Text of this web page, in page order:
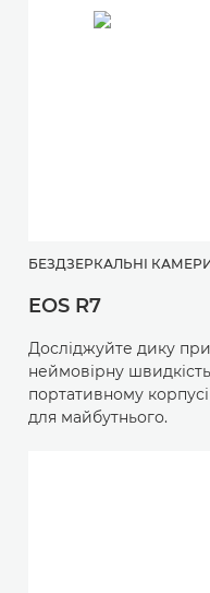
БЕЗДЗЕРКАЛЬНІ
EOS R7
Досліджуйте дику
неймовірну
портативному
для майбутнього.